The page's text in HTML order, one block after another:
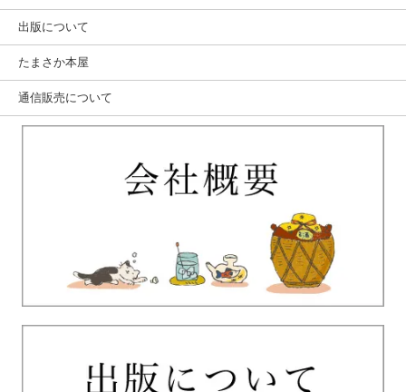
出版について
たまさか本屋
通信販売について